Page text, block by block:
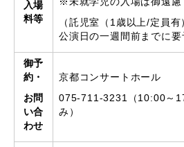
入場
料等
（託児室（1歳以上/定員有
公演日の一週間前までに
御予
約・
お問
い合
わせ
京都コンサートホール
075-711-3231（10:00～
み）